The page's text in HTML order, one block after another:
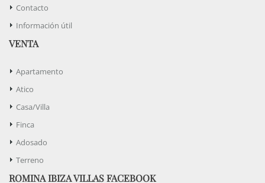
Contacto
Información útil
VENTA
Apartamento
Atico
Casa/Villa
Finca
Adosado
Terreno
ROMINA IBIZA VILLAS FACEBOOK